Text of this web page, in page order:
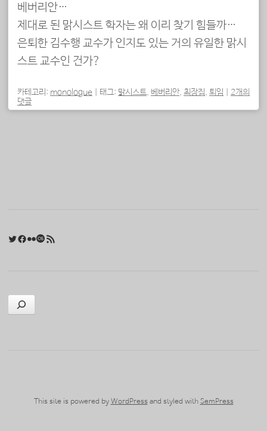
베버리안…
제대로 된 맑시스트 학자는 왜 이리 찾기 힘들까…
은퇴한 김수행 교수가 인지도 있는 거의 유일한 맑시
스트 교수인 건가?
카테고리: monologue 태그: 맑시스트, 베버리안, 최장집, 퇴임
2개의
댓글
Twitter
Facebook
FlickrLast.fm
검색
This site is powered by WordPress and styled with SemPress